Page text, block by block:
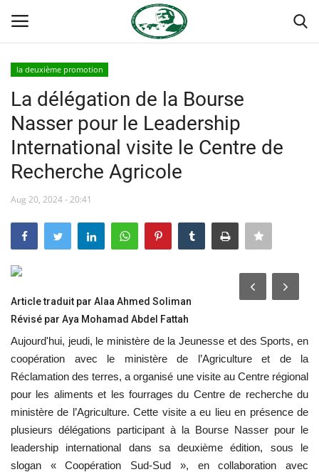
Accueil
Contact
Forum international Nasser
Terms & Conditions
Héritage de Gamal Abdel Nasser
L'Égypte
Les auspices
Mouvement de la jeunesse de
Nasser
La Bourse Nasser pour le leadership
international
la deuxième promotion
La délégation de la Bourse
Nasser pour le Leadership
International visite le Centre de
Recherche Agricole
Aug 20, 2024 - 20:41
Article traduit par Alaa Ahmed Soliman
Révisé par Aya Mohamad Abdel Fattah
Aujourd'hui, jeudi, le ministère de la Jeunesse et des Sports, en
coopération avec le ministère de l’Agriculture et de la
Réclamation des terres, a organisé une visite au Centre régional
pour les aliments et les fourrages du Centre de recherche du
ministère de l’Agriculture. Cette visite a eu lieu en présence de
plusieurs délégations participant à la Bourse Nasser pour le
leadership international dans sa deuxième édition, sous le
slogan « Coopération Sud-Sud », en collaboration avec